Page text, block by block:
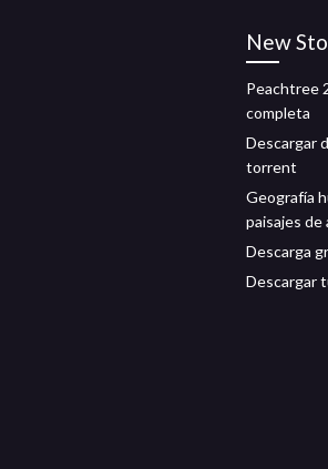
New
Peachtree
completa
Descargar
torrent
Geografía
paisajes de
Descarga
Descargar